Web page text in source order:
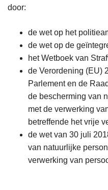
door:
de wet op het
de wet op de
het Wetboek van
de Verordening (EU)
Parlement en de
de bescherming van
met de verwerking
betreffende het vrije
de wet van 30 juli
van natuurlijke
verwerking van